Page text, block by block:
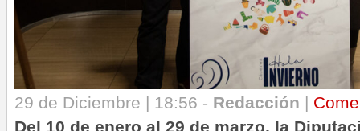
29 de Diciembre | 18:56 - Redacción |
Del 10 de enero al 29 de marzo, la